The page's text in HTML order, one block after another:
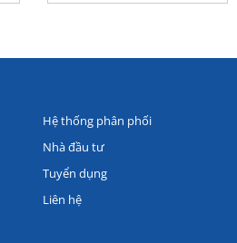
Hệ thống phân phối
Nhà đầu tư
Tuyển dụng
Liên hệ